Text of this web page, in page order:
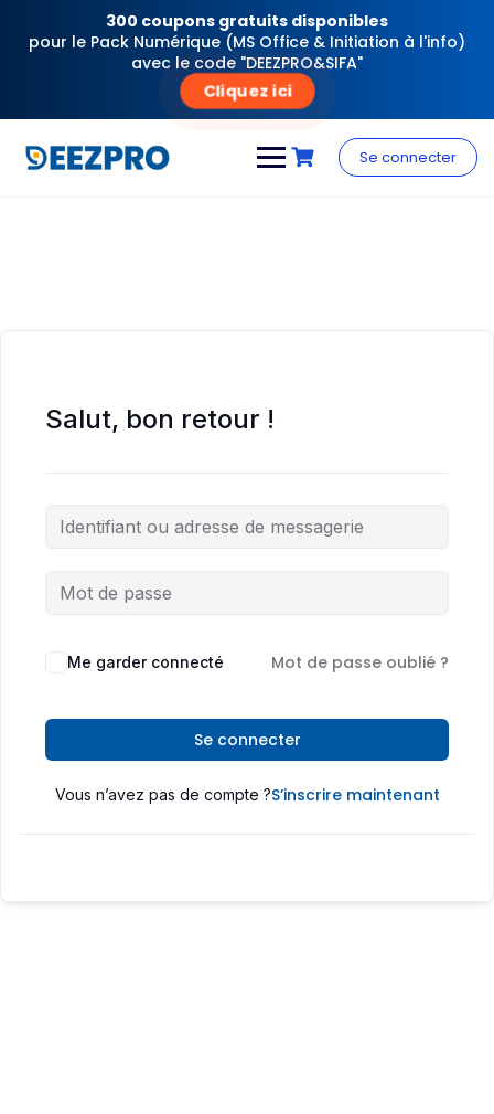
300 coupons gratuits disponibles
pour le Pack Numérique (MS Office & Initiation à l'info)
avec le code "DEEZPRO&SIFA"
Cliquez ici
content
Se connecter
Salut, bon retour !
Me garder connecté Mot de passe oublié ?
Se connecter
Vous n’avez pas de compte ?S’inscrire maintenant